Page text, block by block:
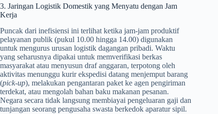
3. Jaringan Logistik Domestik yang Menyatu dengan Jam
Kerja
Puncak dari inefisiensi ini terlihat ketika jam-jam produktif
pelayanan publik (pukul 10.00 hingga 14.00) digunakan
untuk mengurus urusan logistik dagangan pribadi. Waktu
yang seharusnya dipakai untuk memverifikasi berkas
masyarakat atau menyusun draf anggaran, terpotong oleh
aktivitas menunggu kurir ekspedisi datang menjemput barang
(pick-up), melakukan pengantaran paket ke agen pengiriman
terdekat, atau mengolah bahan baku makanan pesanan.
Negara secara tidak langsung membiayai pengeluaran gaji dan
tunjangan seorang pengusaha swasta berkedok aparatur sipil.